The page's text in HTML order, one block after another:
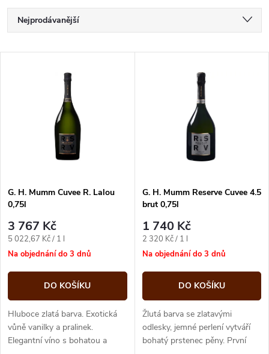
Ř
a
p
r
o
d
u
Nejprodávanější
s
p
r
o
d
u
G. H. Mumm Cuvee R. Lalou
0,75l
3 767 Kč
Měrná
cena:
5 022,67 Kč / 1 l
Na objednání do 3 dnů
DO KOŠÍKU
Hluboce zlatá barva. Exotická
vůně vanilky a pralinek.
Elegantní víno s bohatou a
G. H. Mumm Reserve Cuvee 4.5
brut 0,75l
1 740 Kč
Měrná
cena:
2 320 Kč / 1 l
Na objednání do 3 dnů
DO KOŠÍKU
Žlutá barva se zlatavými
odlesky, jemné perlení vytváří
bohatý prstenec pěny. První